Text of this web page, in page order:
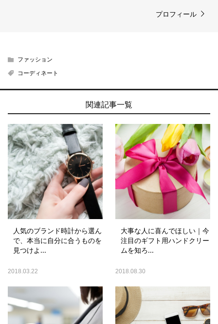
プロフィール
ファッション
コーディネート
関連記事一覧
人気のブランド時計から選ん
で、本当に自分に合うものを
見つけよ...
2018.03.22
大事な人に喜んでほしい｜今
注目のギフト用ハンドクリー
ムを知ろ...
2018.08.30